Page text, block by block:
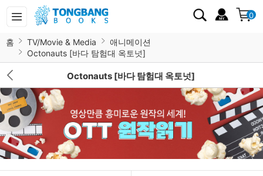
0
홈 TV/Movie & Media
애니메이션
Octonauts [바다 탐험대 옥토넛]
Octonauts [바다 탐험대 옥토넛]